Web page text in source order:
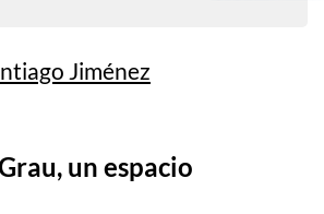
Jiménez
un espacio